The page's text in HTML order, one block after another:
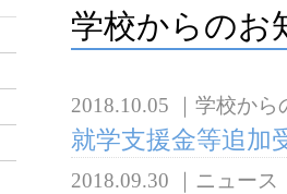
学校からのお
2018.10.05 学校から
就学支援金等追加
2018.09.30 ニュース